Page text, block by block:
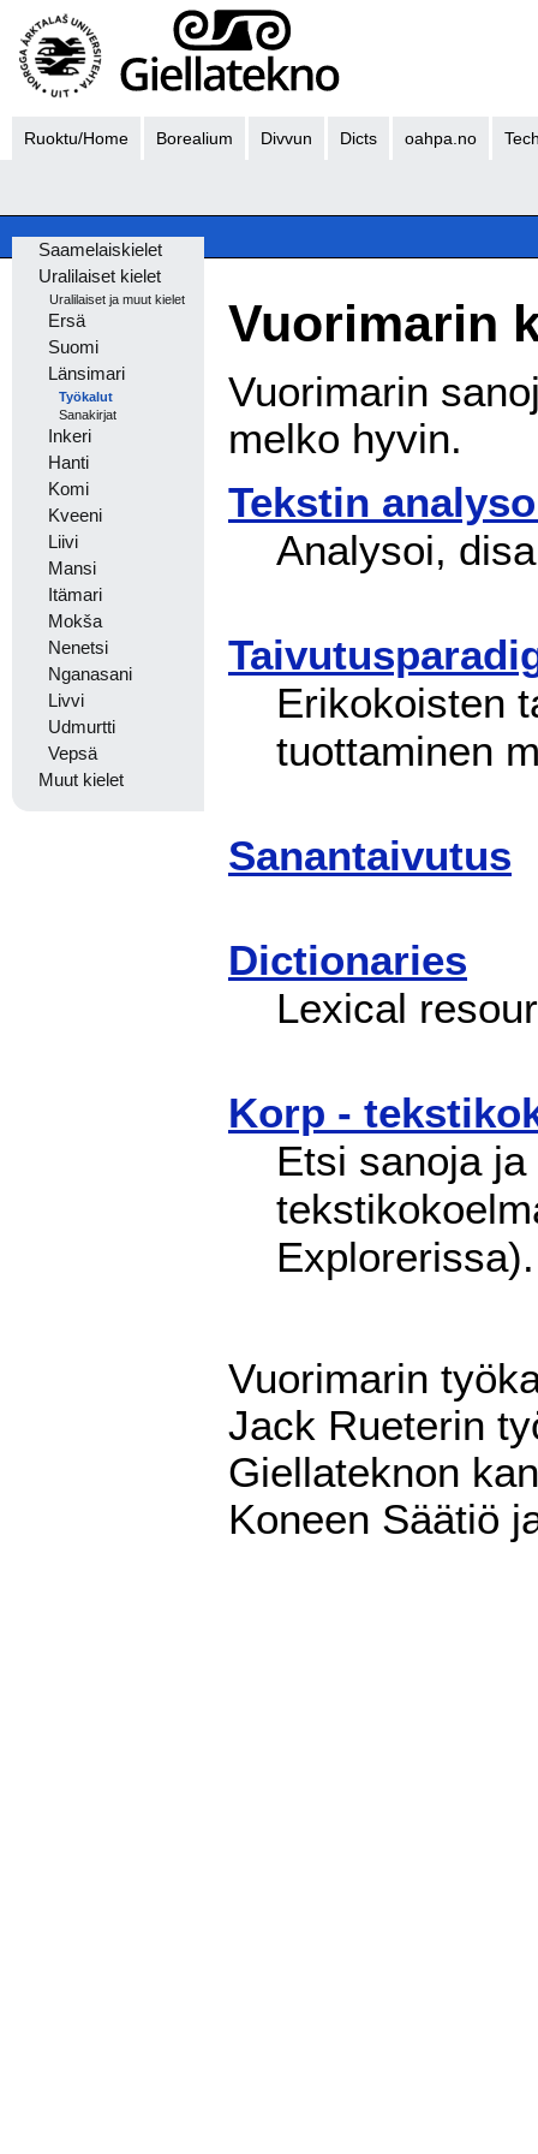
Ruoktu/Home Borealium Divvun Dicts oahpa.no
Saamelaiskielet
Uralilaiset kielet
Uralilaiset ja muut kielet
Ersä
Suomi
Länsimari
Työkalut
Sanakirjat
Inkeri
Hanti
Komi
Kveeni
Liivi
Mansi
Itämari
Mokša
Nenetsi
Nganasani
Livvi
Udmurtti
Vepsä
Muut kielet
Vuorimarin
Vuorimarin
melko hyvin.
Tekstin
Analysoi,
Erikokoisten
tuottaminen
Sanantaivutus
Dictionaries
Lexical
Korp -
Etsi sanoja
Explorerissa).
Vuorimarin
Jack Rueterin
Giellateknon
Koneen Säätiö